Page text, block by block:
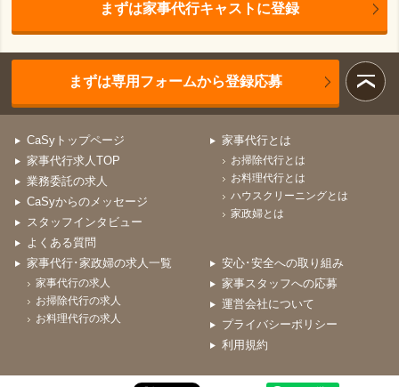
まずは家事代行キャストに登録
まずは専用フォームから登録応募
CaSyトップページ
家事代行求人TOP
業務委託の求人
CaSyからのメッセージ
スタッフインタビュー
よくある質問
家事代行とは
お掃除代行とは
お料理代行とは
ハウスクリーニングとは
家政婦とは
家事代行･家政婦の求人一覧
家事代行の求人
お掃除代行の求人
お料理代行の求人
安心･安全への取り組み
家事スタッフへの応募
運営会社について
プライバシーポリシー
利用規約